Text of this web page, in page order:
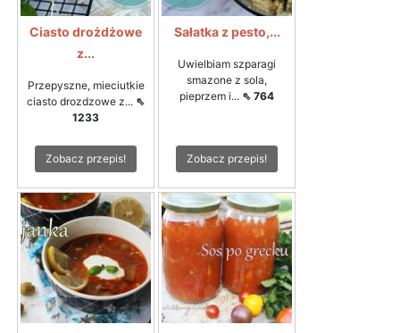
Ciasto drożdżowe
z...
Przepyszne, mieciutkie
ciasto drozdzowe z... ⇖
1233
Zobacz przepis!
Sałatka z pesto,...
Uwielbiam szparagi
smazone z sola,
pieprzem i... ⇖ 764
Zobacz przepis!